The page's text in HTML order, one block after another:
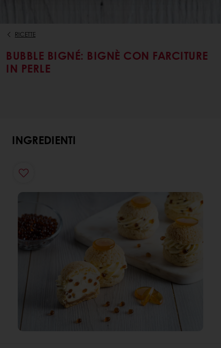
RICETTE
BUBBLE BIGNÉ: BIGNÈ CON FARCITURE
IN PERLE
INGREDIENTI